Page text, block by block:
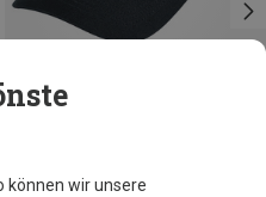
können wir unsere